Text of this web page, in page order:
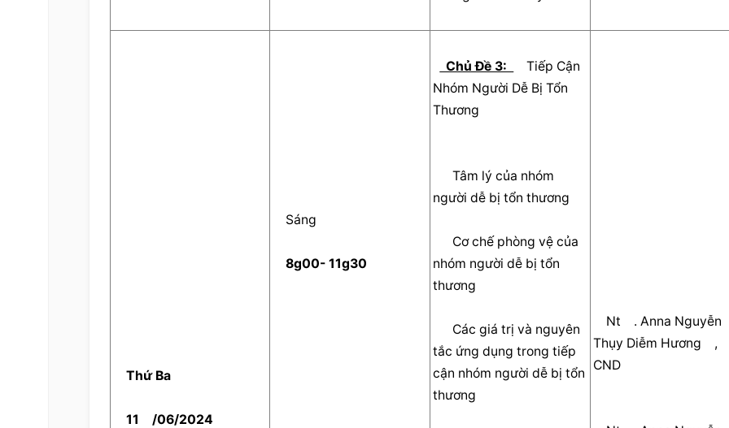
  Thứ Ba
  11
  /06/2024
    Sáng
  8g00- 11g30
  Chủ Đề 3:
   Tiếp Cận
Nhóm Người Dễ Bị Tổn
Thương
      Tâm lý của nhóm
nhóm người dễ bị tổn
thương
tắc ứng dụng trong tiếp
cận nhóm người dễ bị tổn
thương
Thụy Diễm Hương    ,
CND